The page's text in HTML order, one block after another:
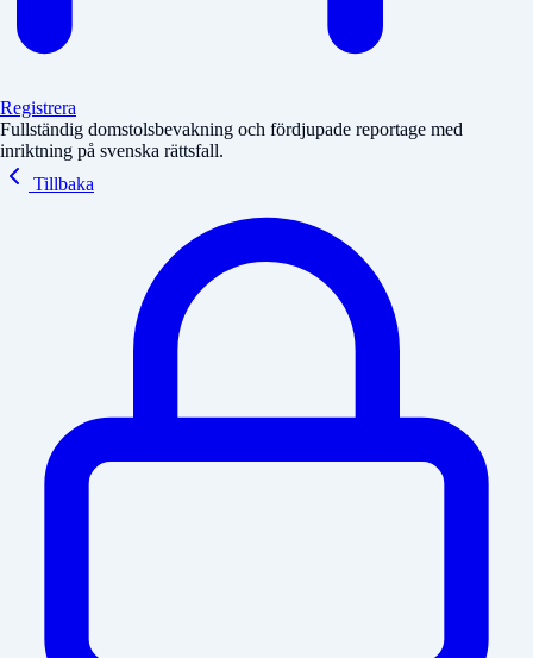
Registrera
Fullständig domstolsbevakning och fördjupade reportage med
inriktning på svenska rättsfall.
Tillbaka